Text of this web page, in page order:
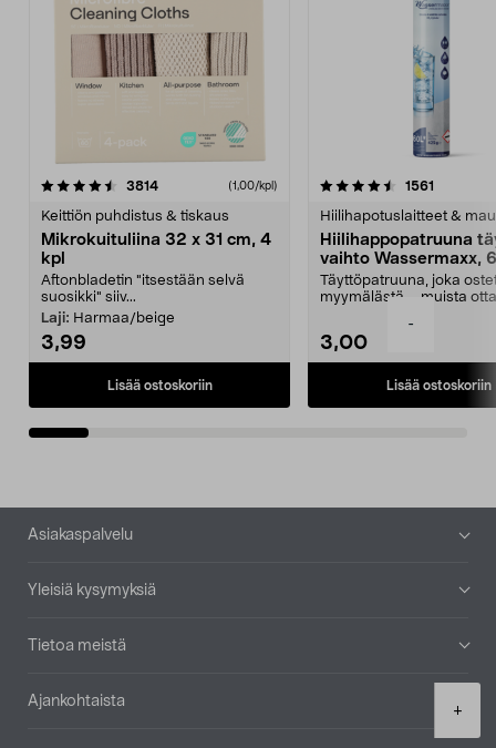
-
+
3814arvostelut (1,00/kpl)
Keittiön puhdistus & tiskaus
Mikrokuituliina 32 x 31 cm, 4
kpl
Aftonbladetin "itsestään selvä
suosikki" siiv...
Laji: Harmaa/beige
3,99
Lisää ostoskoriin
4.5viidestä
1561
Hiilihapotuslaitteet &
Hiilihappopatruuna
vaihto Wassermaxx,
Täyttöpatruuna, joka
myymälästä – muista
3,00
Lisää ostoskoriin
4.5viidestä
Alatunniste
Asiakaspalvelu
Yleisiä kysymyksiä
Tietoa meistä
Ajankohtaista